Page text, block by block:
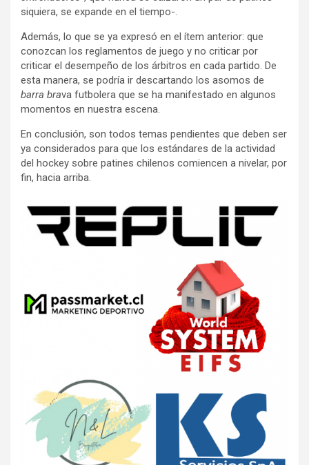
siquiera, se expande en el tiempo-.
Además, lo que se ya expresó en el ítem anterior: que
conozcan los reglamentos de juego y no criticar por
criticar el desempeño de los árbitros en cada partido. De
esta manera, se podría ir descartando los asomos de
barra brava futbolera que se ha manifestado en algunos
momentos en nuestra escena.
En conclusión, son todos temas pendientes que deben ser
ya considerados para que los estándares de la actividad
del hockey sobre patines chilenos comiencen a nivelar, por
fin, hacia arriba.